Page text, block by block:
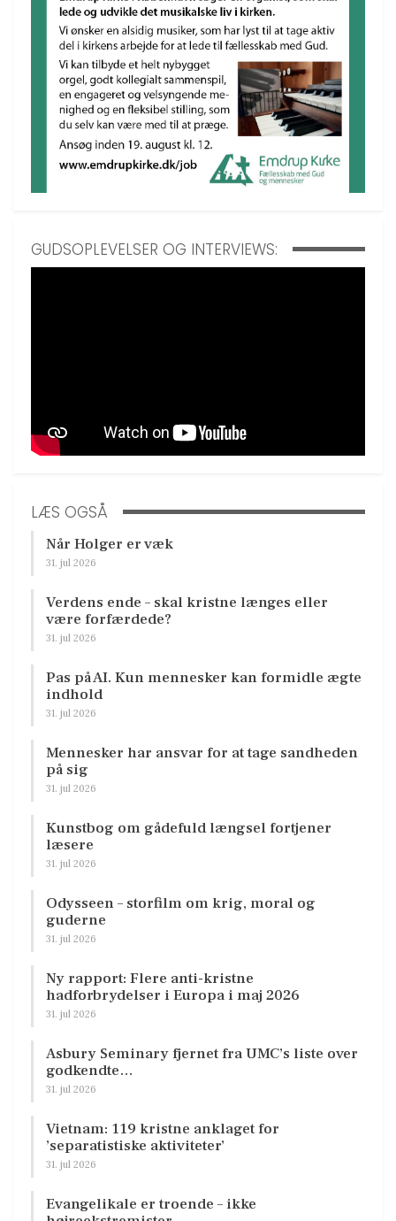
GUDSOPLEVELSER OG INTERVIEWS:
LÆS OGSÅ
Når Holger er væk
31. jul 2026
Verdens ende – skal kristne længes eller
være forfærdede?
31. jul 2026
Pas på AI. Kun mennesker kan formidle ægte
indhold
31. jul 2026
Mennesker har ansvar for at tage sandheden
på sig
31. jul 2026
Kunstbog om gådefuld længsel fortjener
læsere
31. jul 2026
Odysseen – storfilm om krig, moral og
guderne
31. jul 2026
Ny rapport: Flere anti-kristne
hadforbrydelser i Europa i maj 2026
31. jul 2026
Asbury Seminary fjernet fra UMC’s liste over
godkendte…
31. jul 2026
Vietnam: 119 kristne anklaget for
’separatistiske aktiviteter’
31. jul 2026
Evangelikale er troende – ikke